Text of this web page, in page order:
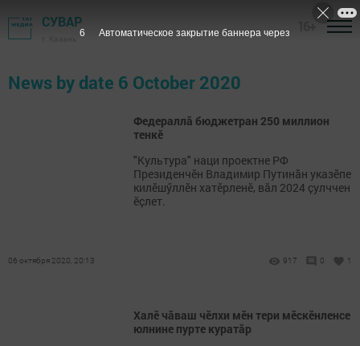
СУВАР
News by date 6 October 2020
Федераллӑ бюджетран 250 миллион
тенкӗ
"Культура" наци проектне РФ
Президенчӗн Владимир Путинӑн указӗпе
килӗшӳллӗн хатӗрленӗ, вӑл 2024 ҫулччен
ӗҫлет.
06 октября 2020, 20:13 917 0 1
Халĕ чăваш чĕлхи мĕн тери мĕскĕнленсе
юлнине пурте куратăр
6 Автоматическое закрытие баннера через